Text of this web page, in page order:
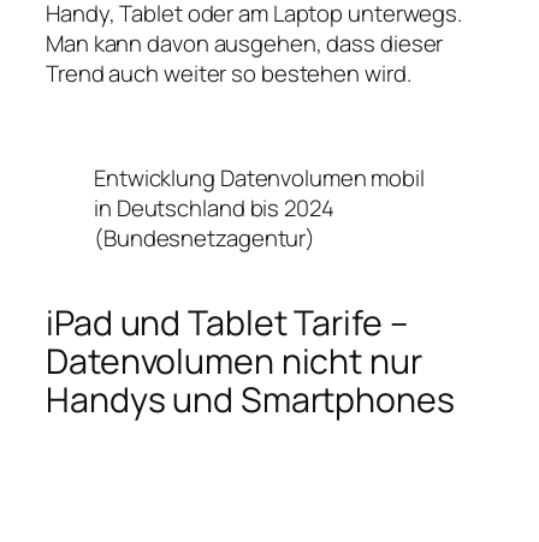
Handy, Tablet oder am Laptop unterwegs.
Man kann davon ausgehen, dass dieser
Trend auch weiter so bestehen wird.
Entwicklung Datenvolumen mobil
in Deutschland bis 2024
(Bundesnetzagentur)
iPad und Tablet Tarife –
Datenvolumen nicht nur
Handys und Smartphones